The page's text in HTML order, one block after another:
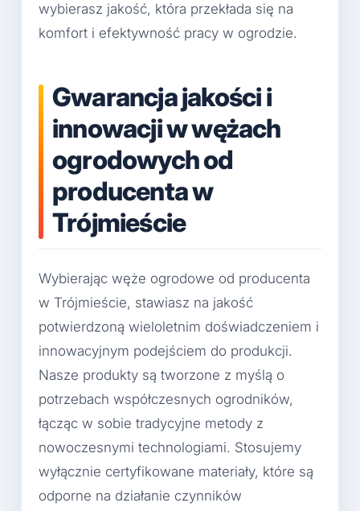
wybierasz jakość, która przekłada się na
komfort i efektywność pracy w ogrodzie.
Gwarancja jakości i
innowacji w wężach
ogrodowych od
producenta w
Trójmieście
Wybierając węże ogrodowe od producenta
w Trójmieście, stawiasz na jakość
potwierdzoną wieloletnim doświadczeniem i
innowacyjnym podejściem do produkcji.
Nasze produkty są tworzone z myślą o
potrzebach współczesnych ogrodników,
łącząc w sobie tradycyjne metody z
nowoczesnymi technologiami. Stosujemy
wyłącznie certyfikowane materiały, które są
odporne na działanie czynników